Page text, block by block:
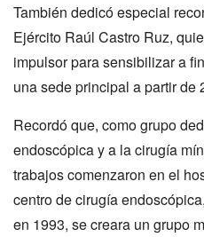
También dedicó especial
Ejército Raúl Castro Ruz,
impulsor para sensibilizar a
una sede principal a partir de
Recordó que, como grupo
endoscópica y a la cirugía
trabajos comenzaron en el
centro de cirugía
en 1993, se creara un grupo